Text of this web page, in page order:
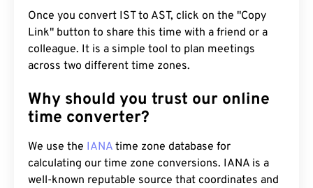
Once you convert IST to AST, click on the "Copy
Link" button to share this time with a friend or a
colleague. It is a simple tool to plan meetings
across two different time zones.
Why should you trust our online
time converter?
We use the IANA time zone database for
calculating our time zone conversions. IANA is a
well-known reputable source that coordinates and